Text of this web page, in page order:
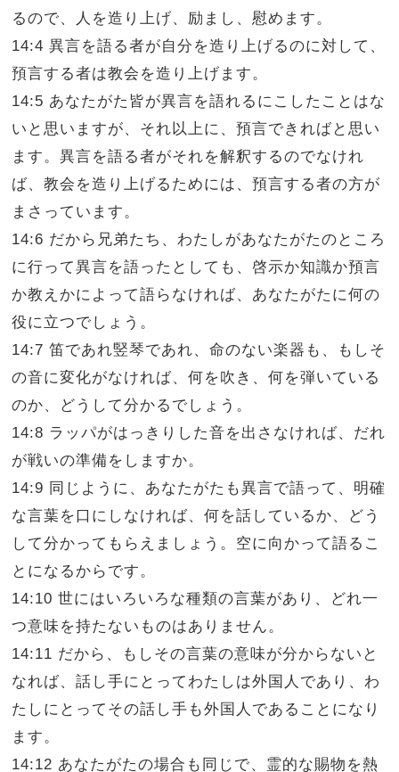
るので、人を造り上げ、励まし、慰めます。
14:4 異言を語る者が自分を造り上げるのに対して、
預言する者は教会を造り上げます。
14:5 あなたがた皆が異言を語れるにこしたことはな
いと思いますが、それ以上に、預言できればと思い
ます。異言を語る者がそれを解釈するのでなけれ
ば、教会を造り上げるためには、預言する者の方が
まさっています。
14:6 だから兄弟たち、わたしがあなたがたのところ
に行って異言を語ったとしても、啓示か知識か預言
か教えかによって語らなければ、あなたがたに何の
役に立つでしょう。
14:7 笛であれ竪琴であれ、命のない楽器も、もしそ
の音に変化がなければ、何を吹き、何を弾いている
のか、どうして分かるでしょう。
14:8 ラッパがはっきりした音を出さなければ、だれ
が戦いの準備をしますか。
14:9 同じように、あなたがたも異言で語って、明確
な言葉を口にしなければ、何を話しているか、どう
して分かってもらえましょう。空に向かって語るこ
とになるからです。
14:10 世にはいろいろな種類の言葉があり、どれ一
つ意味を持たないものはありません。
14:11 だから、もしその言葉の意味が分からないと
なれば、話し手にとってわたしは外国人であり、わ
たしにとってその話し手も外国人であることになり
ます。
14:12 あなたがたの場合も同じで、霊的な賜物を熱